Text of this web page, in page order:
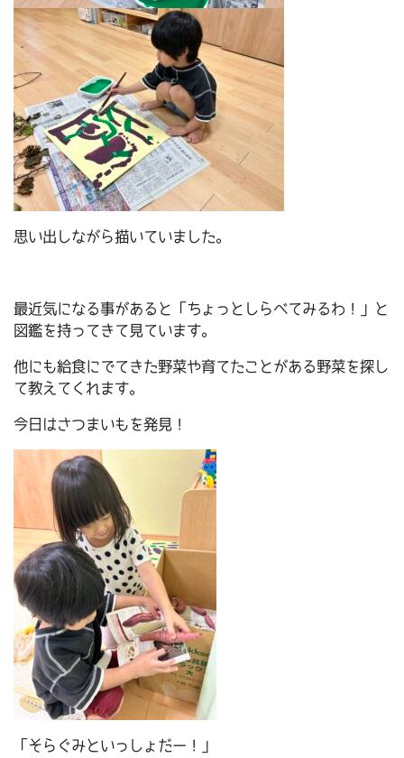
思い出しながら描いていました。
最近気になる事があると「ちょっとしらべてみるわ！」と
図鑑を持ってきて見ています。
他にも給食にでてきた野菜や育てたことがある野菜を探し
て教えてくれます。
今日はさつまいもを発見！
「そらぐみといっしょだー！」